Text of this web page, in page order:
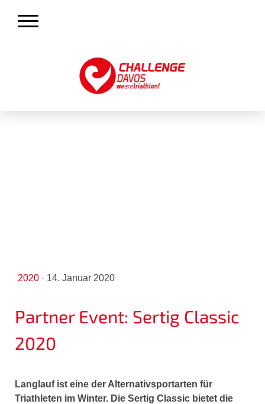
2020 · 14. Januar 2020
Partner Event: Sertig Classic
2020
Langlauf ist eine der Alternativsportarten für
Triathleten im Winter. Die Sertig Classic bietet die